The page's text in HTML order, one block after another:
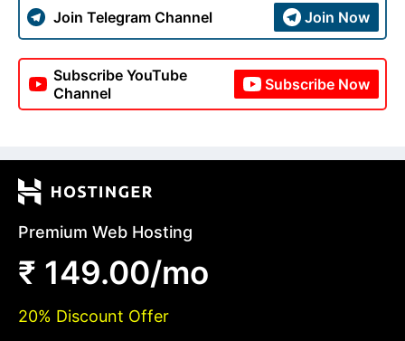
Join Telegram Channel Join Now
Subscribe YouTube
Channel
Subscribe Now
Premium Web Hosting
₹ 149.00/mo
20% Discount Offer